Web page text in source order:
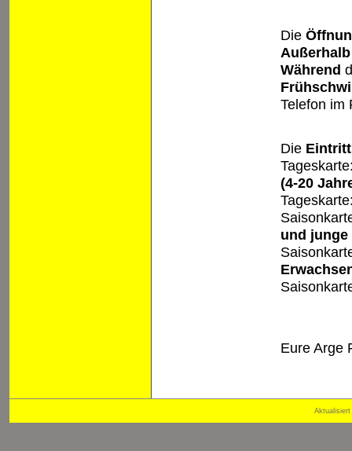
Die
Außerhalb
Während
Telefon im
Die
(4-20
und junge
Eure Arge